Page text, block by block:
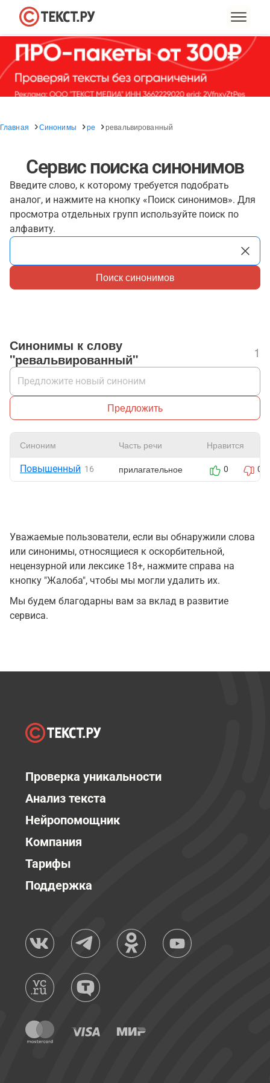
Главная Синонимы ре ревальвированный
Сервис поиска синонимов
Введите слово, к которому требуется подобрать
аналог, и нажмите на кнопку «Поиск синонимов». Для
просмотра отдельных групп используйте поиск по
алфавиту.
Поиск синонимов
Синонимы к слову
"ревальвированный"
1
Предложить
Синоним Часть речи Нравится
Повышенный 16 прилагательное 0 0
Уважаемые пользователи, если вы обнаружили слова
или синонимы, относящиеся к оскорбительной,
нецензурной или лексике 18+, нажмите справа на
кнопку "Жалоба", чтобы мы могли удалить их.
Мы будем благодарны вам за вклад в развитие
сервиса.
Проверка уникальности
Анализ текста
Нейропомощник
Компания
Тарифы
Поддержка